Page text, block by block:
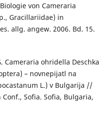
von Cameraria
Gracillariidae) in
allg. angew. 2006. Bd. 15.
Cameraria ohridella Deschka
– novnepijatl na
L.) v Bulgarija //
Sofia. Sofia, Bulgaria,